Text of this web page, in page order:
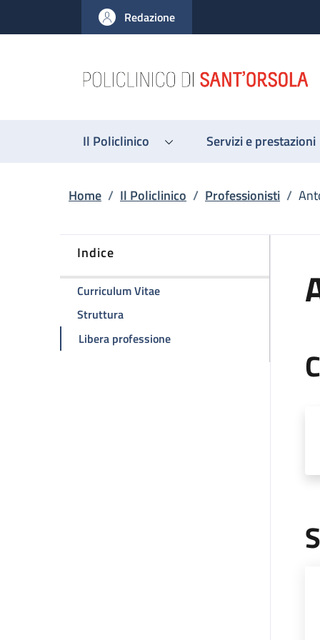
al contenuto principale
to footer content
Redazione
Il Policlinico Servizi e prestazioni
Briciole di pane
Home / Il Policlinico / Professionisti /
Indice
Curriculum Vitaedella pagina Antonio Ciardella
Strutturadella pagina Antonio Ciardella
Libera professionedella pagina Antonio Ciardella